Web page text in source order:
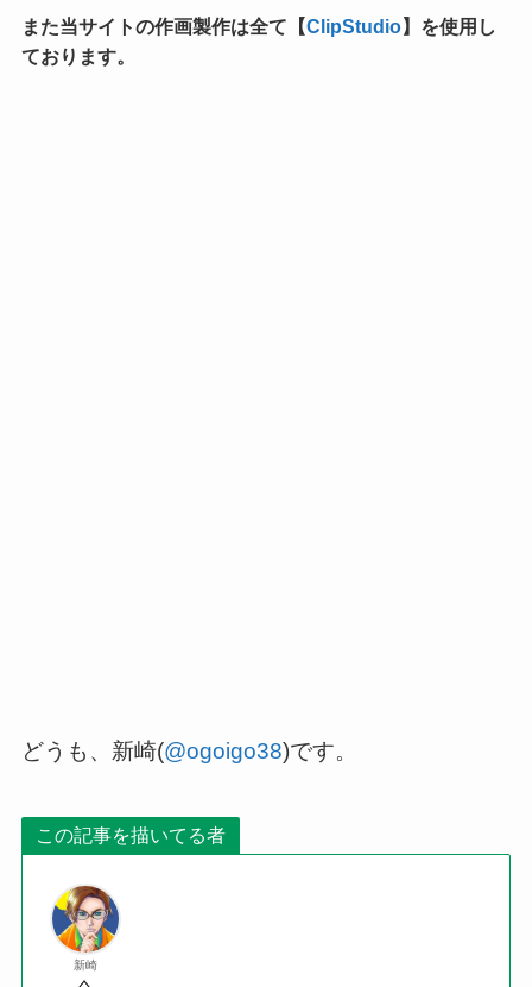
また当サイトの作画製作は全て【ClipStudio】を使用し
ております。
どうも、新崎(@ogoigo38)です。
この記事を描いてる者
新崎